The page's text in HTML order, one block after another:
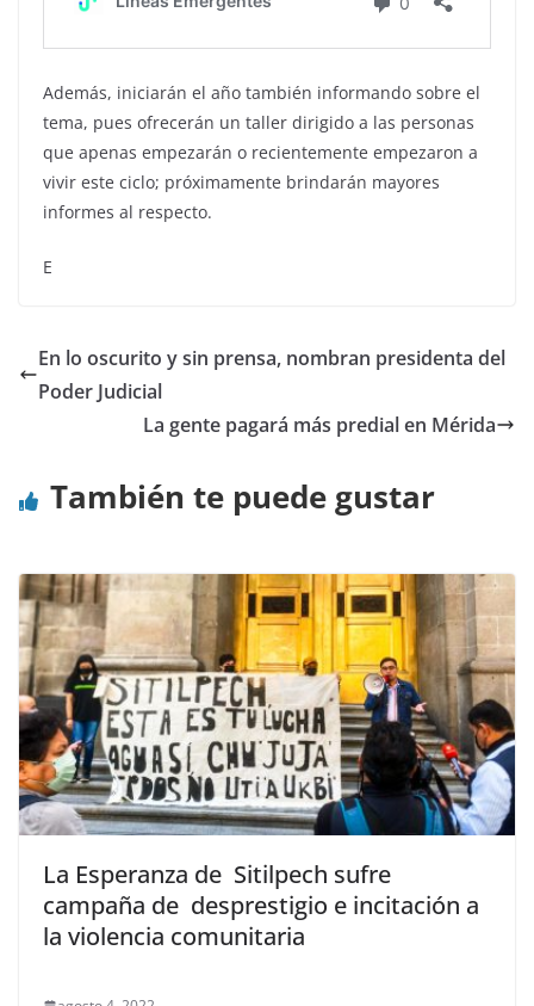
Además, iniciarán el año también informando sobre el
tema, pues ofrecerán un taller dirigido a las personas
que apenas empezarán o recientemente empezaron a
vivir este ciclo; próximamente brindarán mayores
informes al respecto.
E
En lo oscurito y sin prensa, nombran presidenta del
Poder Judicial
La gente pagará más predial en Mérida
También te puede gustar
La Esperanza de Sitilpech sufre
campaña de desprestigio e incitación a
la violencia comunitaria